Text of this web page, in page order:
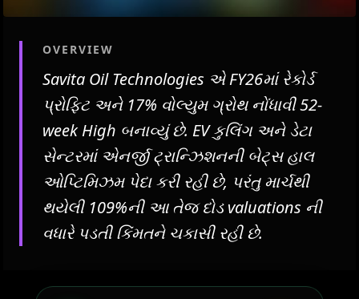
OVERVIEW
Savita Oil Technologies એ FY26માં રેકોર્ડ
પ્રોફિટ અને 17% વોલ્યુમ ગ્રોથ નોંધાવી 52-
week High બનાવ્યું છે. EV કુલિંગ અને ડેટા
સેન્ટરમાં એનર્જી ટ્રાન્ઝિશનની બેટ્સ હાલ
ઓપ્ટિમિઝમ પેદા કરી રહી છે, પરંતુ માર્ચથી
થયેલી 109%ની આ તેજ દોડ valuations ની
વધારે પડતી કિંમતને ચકાસી રહી છે.